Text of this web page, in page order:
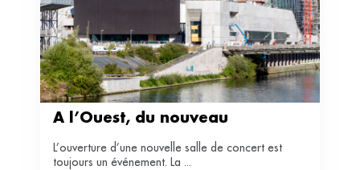
A l’Ouest, du nouveau
L’ouverture d’une nouvelle salle de concert est
toujours un événement. La ...